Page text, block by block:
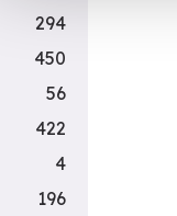
294
450
56
422
4
196